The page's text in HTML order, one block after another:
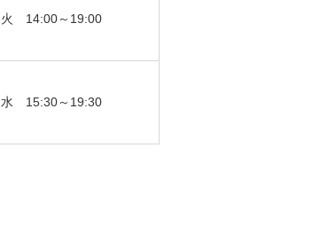
火 14:00～19:00
水 15:30～19:30